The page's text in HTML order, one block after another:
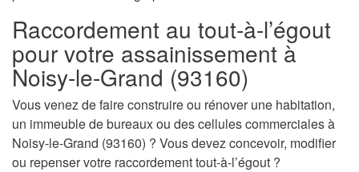
Raccordement au tout-à-l’égout
pour votre assainissement à
Noisy-le-Grand (93160)
Vous venez de faire construire ou rénover une habitation,
un immeuble de bureaux ou des cellules commerciales à
Noisy-le-Grand (93160) ? Vous devez concevoir, modifier
ou repenser votre raccordement tout-à-l’égout ?